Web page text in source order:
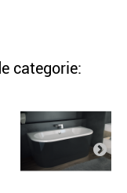
categorie: